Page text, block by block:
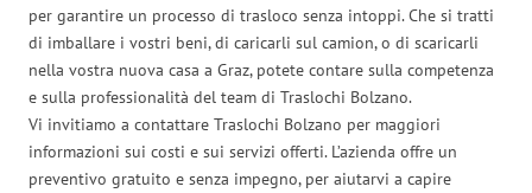
per garantire un processo di trasloco senza intoppi. Che si tratti
di imballare i vostri beni, di caricarli sul camion, o di scaricarli
nella vostra nuova casa a Graz, potete contare sulla competenza
e sulla professionalità del team di Traslochi Bolzano.
Vi invitiamo a contattare Traslochi Bolzano per maggiori
informazioni sui costi e sui servizi offerti. L’azienda offre un
preventivo gratuito e senza impegno, per aiutarvi a capire